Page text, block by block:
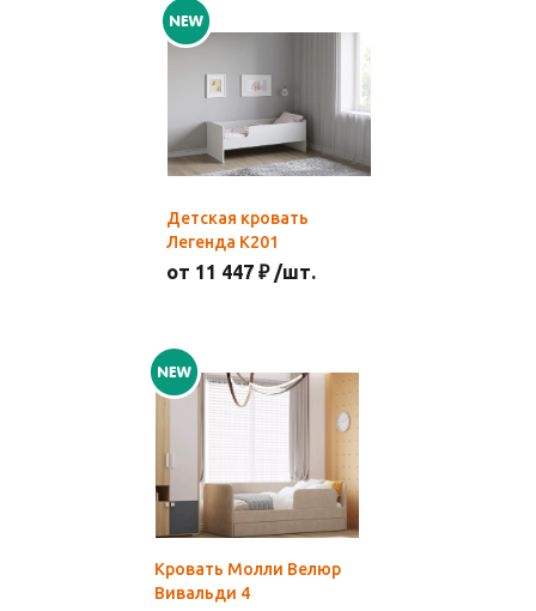
Детская кровать
Легенда К201
от 11 447 ₽ /шт.
Кровать Молли Велюр
Вивальди 4